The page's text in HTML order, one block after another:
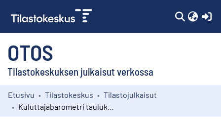
OTOS
Tilastokeskuksen julkaisut verkossa
Kokoelmat
Etusivu Tilastokeskus
Tilastojulkaisut